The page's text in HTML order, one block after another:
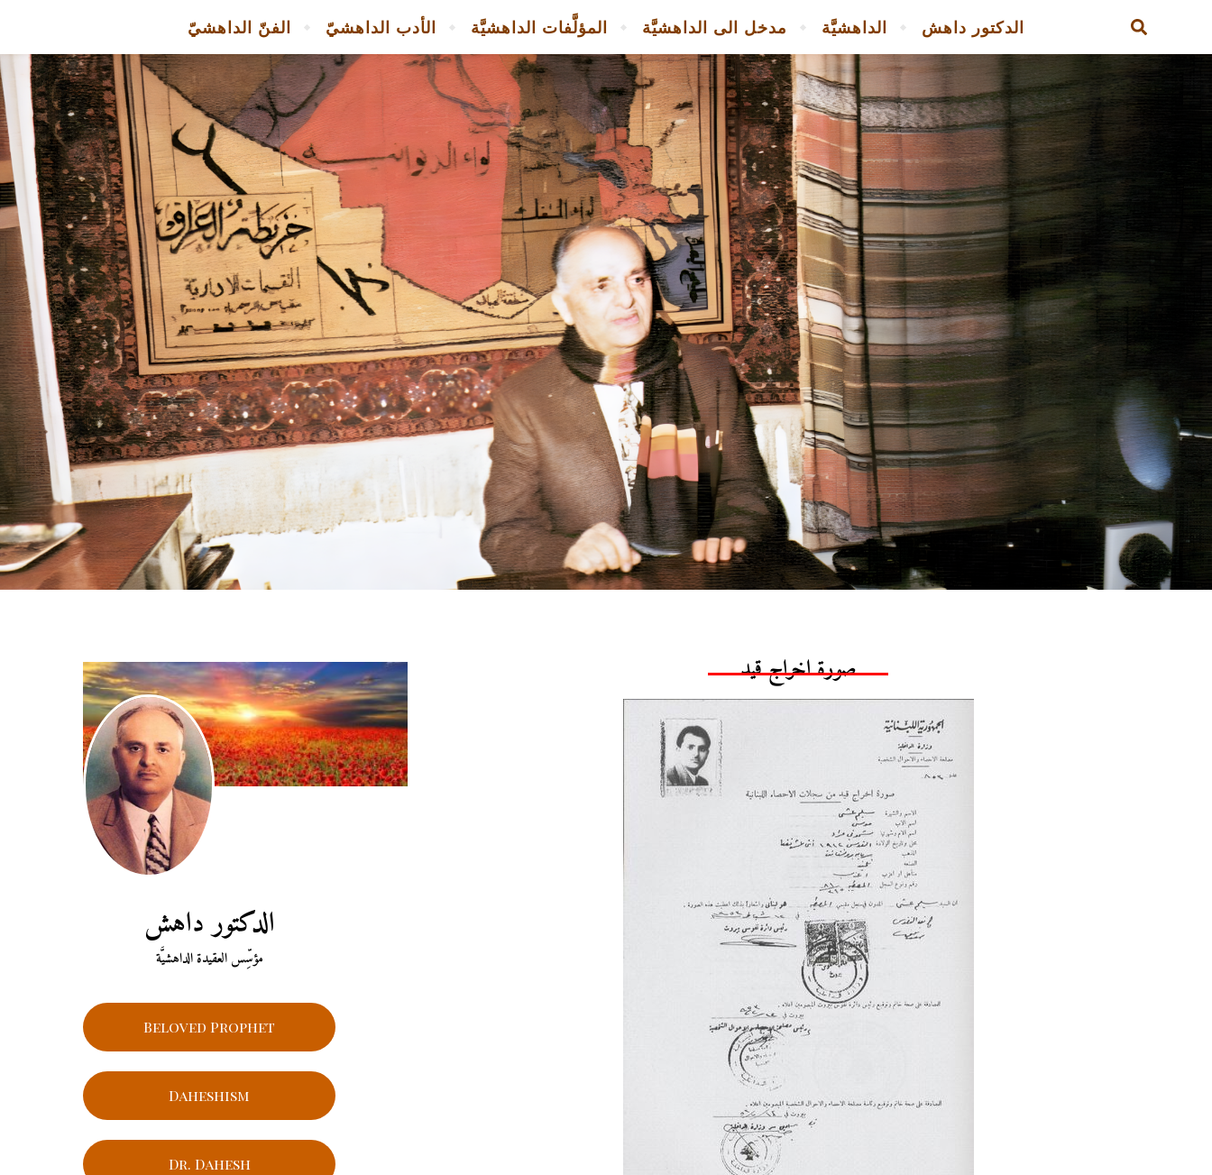
الفنّ الداهشيّ الأدب الداهشيّ المؤلَّفات الداهشيَّة مدخل الى الداهشيَّة الداهشيَّة الدكتور داهش
الدكتور داهش
مؤسِّس العقيدة الداهشيَّة
Beloved Prophet
Daheshism
Dr. Dahesh
صورة اخراج قيد